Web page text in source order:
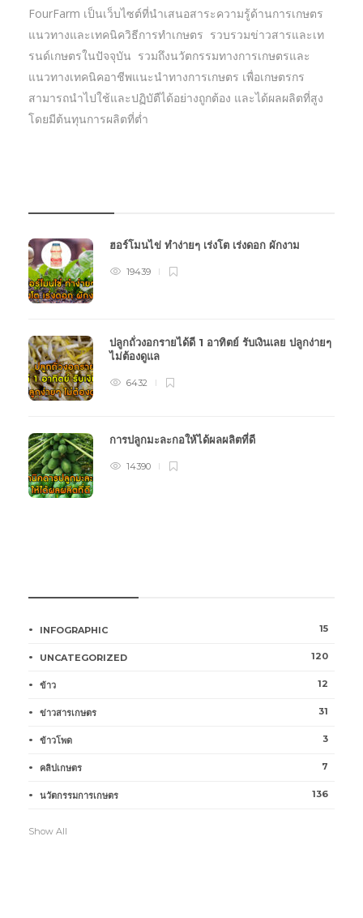
FourFarm เป็นเว็บไซต์ที่นำเสนอสาระความรู้ด้านการเกษตร
แนวทางและเทคนิควิธีการทำเกษตร รวบรวมข่าวสารและเท
รนด์เกษตรในปัจจุบัน รวมถึงนวัตกรรมทางการเกษตรและ
แนวทางเทคนิคอาชีพแนะนำทางการเกษตร เพื่อเกษตรกร
สามารถนำไปใช้และปฏิบัตืได้อย่างถูกต้อง และได้ผลผลิตที่สูง
โดยมีต้นทุนการผลิตที่ต่ำ
ฮอร์โมนไข่ ทำง่ายๆ เร่งโต เร่งดอก ผักงาม
19439
ปลูกถั่วงอกรายได้ดี 1 อาทิตย์ รับเงินเลย ปลูกง่ายๆ
ไม่ต้องดูแล
6432
การปลูกมะละกอให้ได้ผลผลิตที่ดี
14390
INFOGRAPHIC 15
UNCATEGORIZED 120
ข้าว 12
ข่าวสารเกษตร 31
ข้าวโพด 3
คลิปเกษตร 7
นวัตกรรมการเกษตร 136
Show All